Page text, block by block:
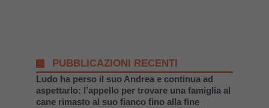
PUBBLICAZIONI RECENTI
Ludo ha perso il suo Andrea e continua ad
aspettarlo: l’appello per trovare una famiglia al
cane rimasto al suo fianco fino alla fine